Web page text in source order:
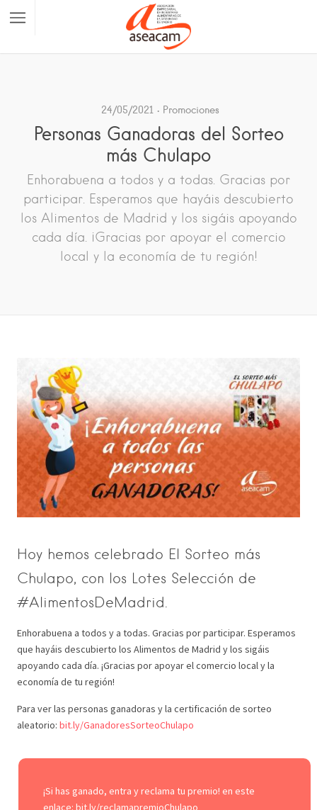
24/05/2021 Promociones
Personas Ganadoras del Sorteo
más Chulapo
Enhorabuena a todos y a todas. Gracias por
participar. Esperamos que hayáis descubierto
los Alimentos de Madrid y los sigáis apoyando
cada día. ¡Gracias por apoyar el comercio
local y la economía de tu región!
Hoy hemos celebrado El Sorteo más
Chulapo, con los Lotes Selección de
#AlimentosDeMadrid.
Enhorabuena a todos y a todas. Gracias por participar. Esperamos
que hayáis descubierto los Alimentos de Madrid y los sigáis
apoyando cada día. ¡Gracias por apoyar el comercio local y la
economía de tu región!
Para ver las personas ganadoras y la certificación de sorteo
aleatorio: bit.ly/GanadoresSorteoChulapo
¡Si has ganado, entra y reclama tu premio! en este
enlace: bit.ly/reclamapremioChulapo